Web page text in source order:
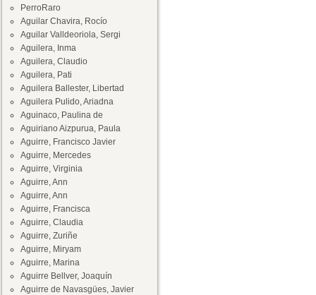
PerroRaro
Aguilar Chavira, Rocío
Aguilar Valldeoriola, Sergi
Aguilera, Inma
Aguilera, Claudio
Aguilera, Pati
Aguilera Ballester, Libertad
Aguilera Pulido, Ariadna
Aguinaco, Paulina de
Aguiriano Aizpurua, Paula
Aguirre, Francisco Javier
Aguirre, Mercedes
Aguirre, Virginia
Aguirre, Ann
Aguirre, Ann
Aguirre, Francisca
Aguirre, Claudia
Aguirre, Zuriñe
Aguirre, Miryam
Aguirre, Marina
Aguirre Bellver, Joaquín
Aguirre de Navasgües, Javier